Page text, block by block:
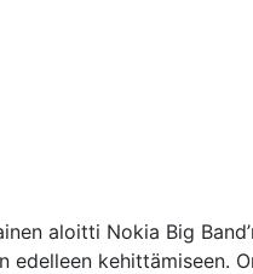
aloitti Nokia Big
edelleen kehittämiseen.